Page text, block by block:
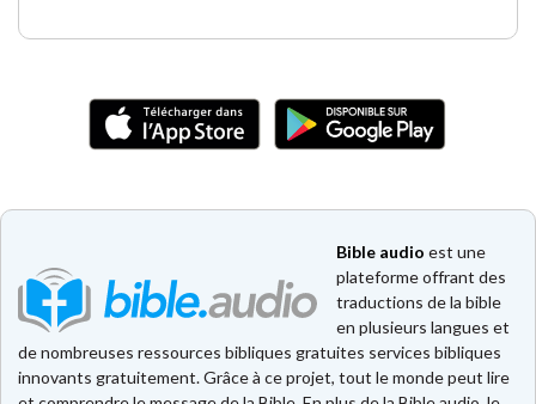
Bible audio est une
plateforme offrant des
traductions de la bible
en plusieurs langues et
de nombreuses ressources bibliques gratuites services bibliques
innovants gratuitement. Grâce à ce projet, tout le monde peut lire